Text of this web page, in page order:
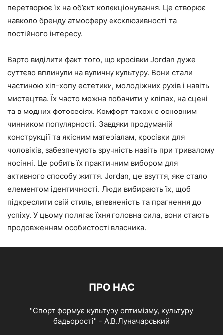
перетворює їх на об’єкт колекціонування. Це створює
навколо бренду атмосферу ексклюзивності та
постійного інтересу.
Варто виділити факт того, що кросівки Jordan дуже
суттєво вплинули на вуличну культуру. Вони стали
частиною хіп-хопу естетики, молодіжних рухів і навіть
мистецтва. Їх часто можна побачити у кліпах, на сцені
та в модних фотосесіях. Комфорт також є основним
чинником популярності. Завдяки продуманій
конструкції та якісним матеріалам, кросівки для
чоловіків, забезпечують зручність навіть при тривалому
носінні. Це робить їх практичним вибором для
активного способу життя. Jordan, це взуття, яке стало
елементом ідентичності. Люди вибирають їх, щоб
підкреслити свій стиль, впевненість та прагнення до
успіху. У цьому полягає їхня головна сила, вони стають
продовженням особистості власника.
ПРО НАС
"Спорт формує культуру оптимізму, культуру
бадьорості" - А.В.Луначарський